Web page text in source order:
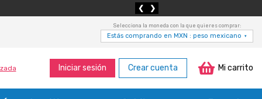
❮ ❯
Selecciona la moneda con la que quieres comprar:
Estás comprando en MXN : peso mexicano ▾
Iniciar sesión Crear cuenta Mi carrito